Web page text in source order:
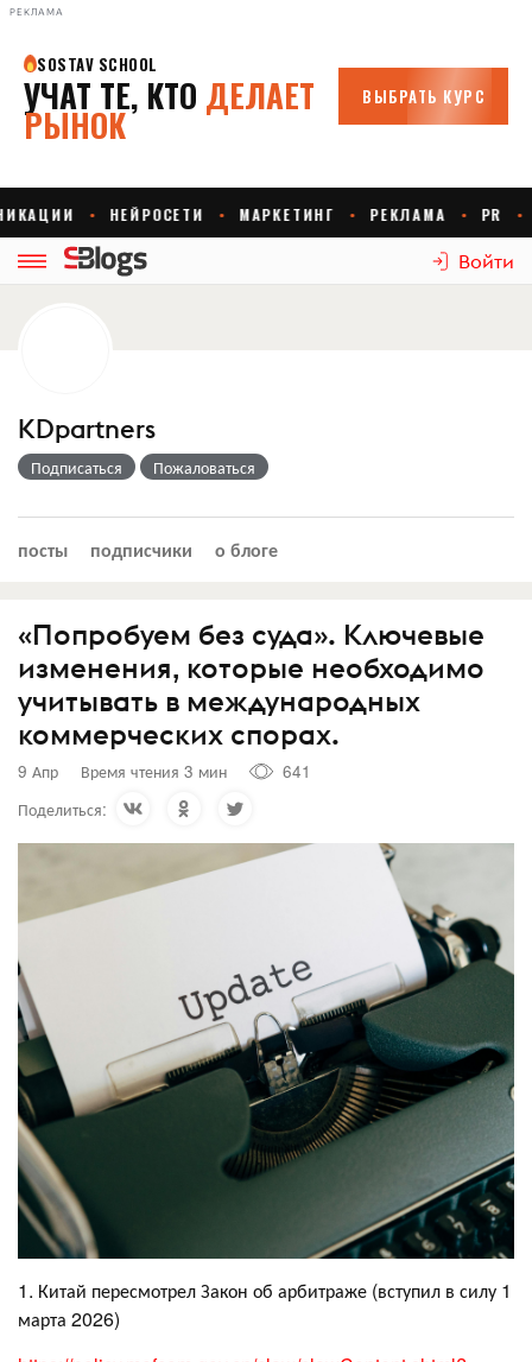
РЕКЛАМА
Войти
KDpartners
Подписаться Пожаловаться
посты подписчики о блоге
«Попробуем без суда». Ключевые
изменения, которые необходимо
учитывать в международных
коммерческих спорах.
9 Апр Время чтения 3 мин
641
Поделиться:
1. Китай пересмотрел Закон об арбитраже (вступил в силу 1
марта 2026)